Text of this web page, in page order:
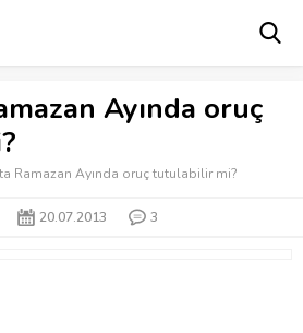
Ayında oruç
Ramazan Ayında oruç tutulabilir mi?
20.07.2013 3